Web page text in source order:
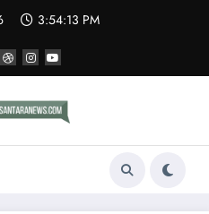
3:54:14 PM